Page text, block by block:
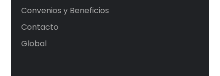
Convenios y Beneficios
Contacto
Global